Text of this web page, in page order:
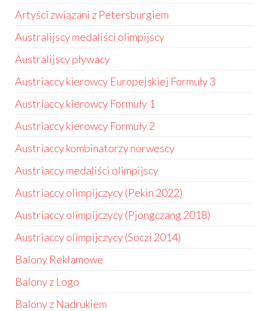
Artyści związani z Petersburgiem
Australijscy medaliści olimpijscy
Australijscy pływacy
Austriaccy kierowcy Europejskiej Formuły 3
Austriaccy kierowcy Formuły 1
Austriaccy kierowcy Formuły 2
Austriaccy kombinatorzy norwescy
Austriaccy medaliści olimpijscy
Austriaccy olimpijczycy (Pekin 2022)
Austriaccy olimpijczycy (Pjongczang 2018)
Austriaccy olimpijczycy (Soczi 2014)
Balony Reklamowe
Balony z Logo
Balony z Nadrukiem